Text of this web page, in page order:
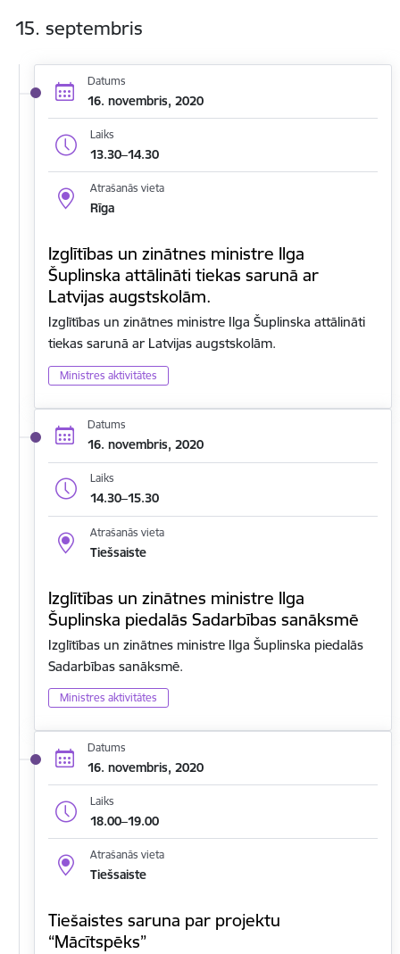
15. septembris
Datums
16. novembris, 2020
Laiks
13.30–14.30
Atrašanās vieta
Rīga
Izglītības un zinātnes ministre Ilga
Šuplinska attālināti tiekas sarunā ar
Latvijas augstskolām.
Izglītības un zinātnes ministre Ilga Šuplinska attālināti
tiekas sarunā ar Latvijas augstskolām.
Ministres aktivitātes
Datums
16. novembris, 2020
Laiks
14.30–15.30
Atrašanās vieta
Tiešsaiste
Izglītības un zinātnes ministre Ilga
Šuplinska piedalās Sadarbības sanāksmē
Izglītības un zinātnes ministre Ilga Šuplinska piedalās
Sadarbības sanāksmē.
Ministres aktivitātes
Datums
16. novembris, 2020
Laiks
18.00–19.00
Atrašanās vieta
Tiešsaiste
Tiešaistes saruna par projektu
“Mācītspēks”